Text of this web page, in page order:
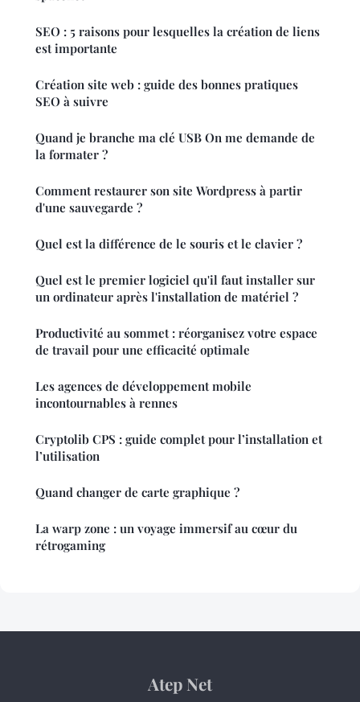
SEO : 5 raisons pour lesquelles la création de liens
est importante
Création site web : guide des bonnes pratiques
SEO à suivre
Quand je branche ma clé USB On me demande de
la formater ?
Comment restaurer son site Wordpress à partir
d'une sauvegarde ?
Quel est la différence de le souris et le clavier ?
Quel est le premier logiciel qu'il faut installer sur
un ordinateur après l'installation de matériel ?
Productivité au sommet : réorganisez votre espace
de travail pour une efficacité optimale
Les agences de développement mobile
incontournables à rennes
Cryptolib CPS : guide complet pour l’installation et
l’utilisation
Quand changer de carte graphique ?
La warp zone : un voyage immersif au cœur du
rétrogaming
Atep Net